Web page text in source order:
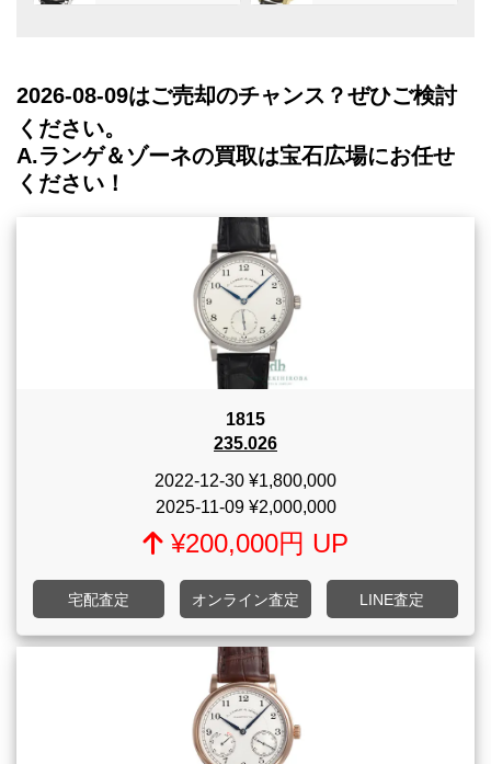
2026-08-09はご売却のチャンス？ぜひご検討
ください。
A.ランゲ＆ゾーネの買取は宝石広場にお任せ
ください！
1815
235.026
2022-12-30 ¥1,800,000
2025-11-09¥2,000,000
¥200,000円 UP
宅配査定 オンライン査定 LINE査定